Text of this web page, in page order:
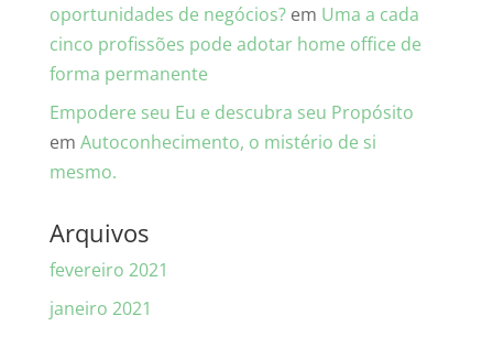
oportunidades de negócios?em Uma a cada
cinco profissões pode adotar home office de
forma permanente
Empodere seu Eu e descubra seu Propósito
em Autoconhecimento, o mistério de si
mesmo.
Arquivos
fevereiro 2021
janeiro 2021